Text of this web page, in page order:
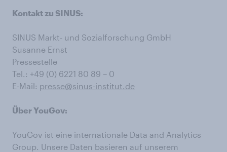
Kontakt zu SINUS:
SINUS Markt- und Sozialforschung GmbH
Susanne Ernst
Pressestelle
Tel.: +49 (0) 6221 80 89 – 0
E-Mail: presse@sinus-institut.de
Über YouGov:
YouGov ist eine internationale Data and Analytics
Group. Unsere Daten basieren auf unserem